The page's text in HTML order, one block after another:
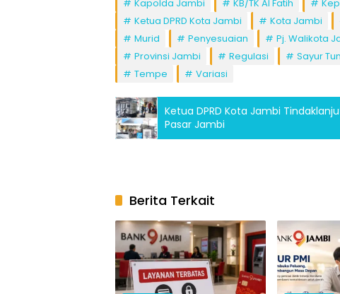
Kapolda Jambi
KB/TK Al Fatih
Ketua DPRD Kota Jambi
Kota Jambi
Murid
Penyesuaian Pj. Walikota
Provinsi Jambi
Regulasi Sayur
Tempe
Variasi
Ketua DPRD Kota Jambi
Pasar Jambi
Berita Terkait